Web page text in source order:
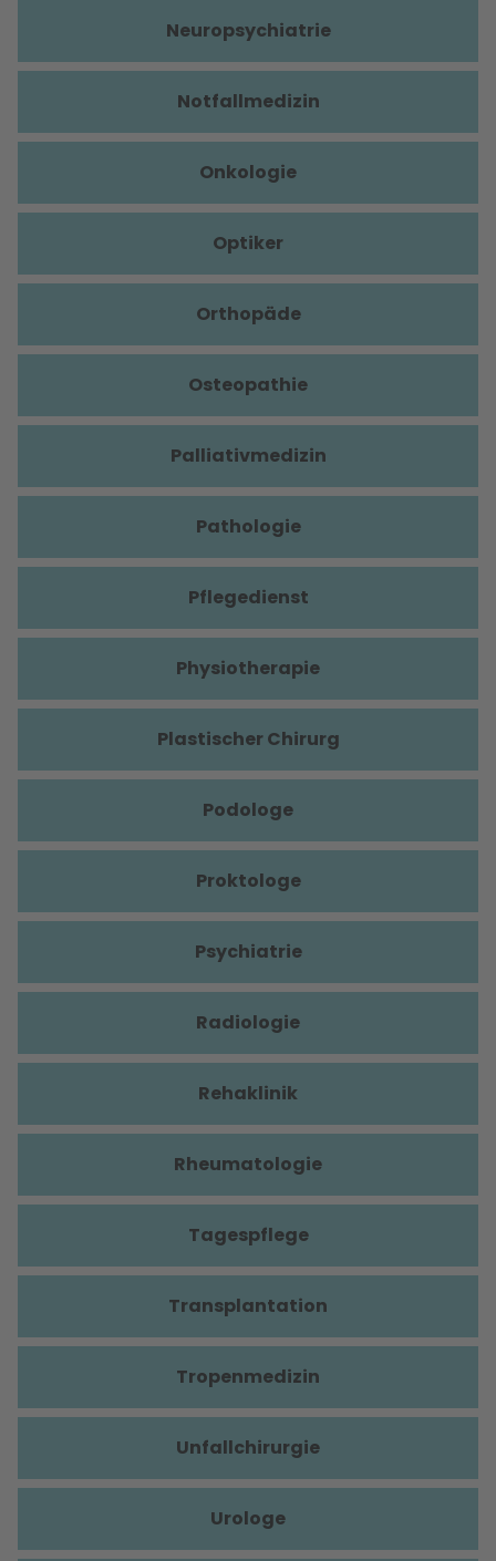
Neuropsychiatrie
Notfallmedizin
Onkologie
Optiker
Orthopäde
Osteopathie
Palliativmedizin
Pathologie
Pflegedienst
Physiotherapie
Plastischer Chirurg
Podologe
Proktologe
Psychiatrie
Radiologie
Rehaklinik
Rheumatologie
Tagespflege
Transplantation
Tropenmedizin
Unfallchirurgie
Urologe